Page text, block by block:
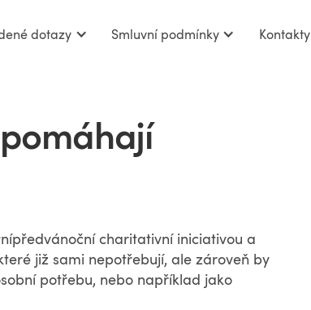
dotazy Smluvní podmínky Kontakty
charitativní iniciativou a
již sami nepotřebují, ale zároveň by
potřebu, nebo například jako